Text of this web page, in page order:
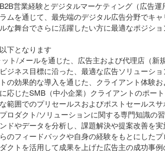
営業経験とデジタルマーケティング（広告
ムを通じて、最先端のデジタル広告分野でキ
な舞台でさらに活躍したい方に最適なポジショ
下となります
ト/メールを通じた、広告主および代理店（新
ジネス目標に沿った、最適な広告ソリューショ
の効果的な導入を通じた、クライアント体験
応じたSMB（中小企業）クライアントのポー
範囲でのプリセールスおよびポストセールスサ
ロダクト/ソリューションに関する専門知識の
ドやデータを分析し、課題解決や提案改善を実
のフィードバックや自身の経験をもとにした
クトを活用して成果を上げた広告主の成功事